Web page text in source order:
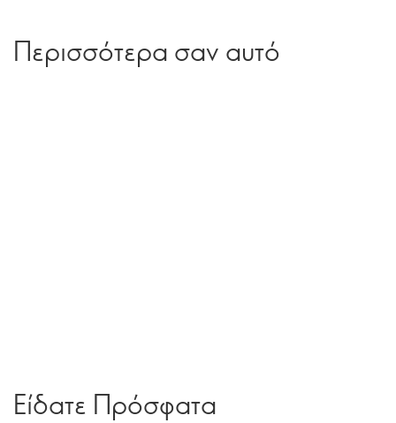
Περισσότερα σαν αυτό
Είδατε Πρόσφατα